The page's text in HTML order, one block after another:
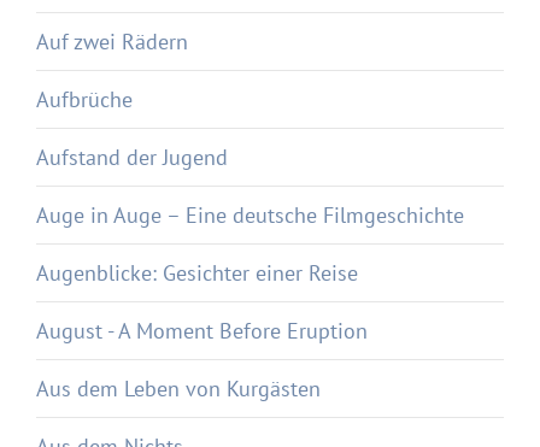
Auf zwei Rädern
Aufbrüche
Aufstand der Jugend
Auge in Auge – Eine deutsche Filmgeschichte
Augenblicke: Gesichter einer Reise
August - A Moment Before Eruption
Aus dem Leben von Kurgästen